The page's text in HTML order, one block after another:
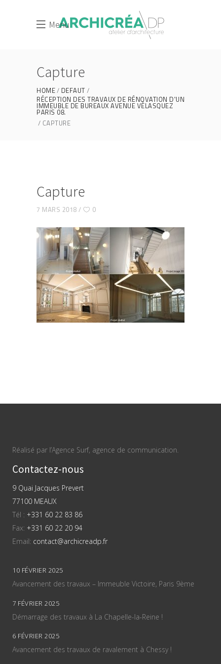
Menu
Capture
HOME
DEFAUT
RÉCEPTION DES TRAVAUX DE RÉNOVATION D'UN
IMMEUBLE DE BUREAUX AVENUE VÉLASQUEZ
PARIS 08.
CAPTURE
Capture
7 MARS 2018 0
Réalisé par l’Agence Surf, agence de communication.
Contactez-nous
9 Quai Jacques Prevert
77100 MEAUX
Tél : +331 60 22 83 86
Fax: +331 60 22 20 94
Email: contact@archicreadp.fr
10 FÉVRIER 2025
Avancement des travaux – Immeuble Victoire, Paris 9ème
7 FÉVRIER 2025
Démarrage des travaux à La Chapelle-la-Reine !
6 FÉVRIER 2025
Avancement des travaux de ravalement à Chessy !